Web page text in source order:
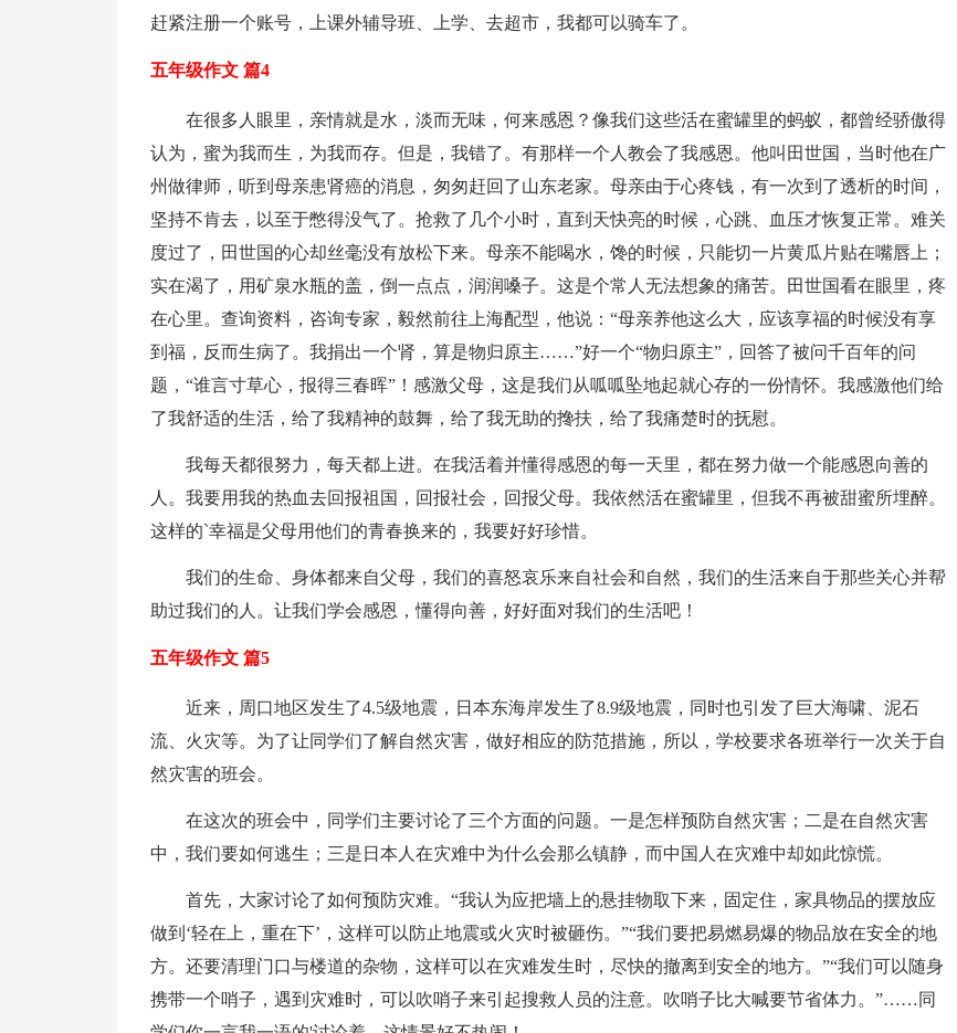
赶紧注册一个账号，上课外辅导班、上学、去超市，我都可以骑车了。
五年级作文 篇4
在很多人眼里，亲情就是水，淡而无味，何来感恩？像我们这些活在蜜罐里的蚂蚁，都曾经骄傲得
认为，蜜为我而生，为我而存。但是，我错了。有那样一个人教会了我感恩。他叫田世国，当时他在广
州做律师，听到母亲患肾癌的消息，匆匆赶回了山东老家。母亲由于心疼钱，有一次到了透析的时间，
坚持不肯去，以至于憋得没气了。抢救了几个小时，直到天快亮的时候，心跳、血压才恢复正常。难关
度过了，田世国的心却丝毫没有放松下来。母亲不能喝水，馋的时候，只能切一片黄瓜片贴在嘴唇上；
实在渴了，用矿泉水瓶的盖，倒一点点，润润嗓子。这是个常人无法想象的痛苦。田世国看在眼里，疼
在心里。查询资料，咨询专家，毅然前往上海配型，他说：“母亲养他这么大，应该享福的时候没有享
到福，反而生病了。我捐出一个肾，算是物归原主……”好一个“物归原主”，回答了被问千百年的问
题，“谁言寸草心，报得三春晖”！感激父母，这是我们从呱呱坠地起就心存的一份情怀。我感激他们给
了我舒适的生活，给了我精神的鼓舞，给了我无助的搀扶，给了我痛楚时的抚慰。
我每天都很努力，每天都上进。在我活着并懂得感恩的每一天里，都在努力做一个能感恩向善的
人。我要用我的热血去回报祖国，回报社会，回报父母。我依然活在蜜罐里，但我不再被甜蜜所埋醉。
这样的`幸福是父母用他们的青春换来的，我要好好珍惜。
我们的生命、身体都来自父母，我们的喜怒哀乐来自社会和自然，我们的生活来自于那些关心并帮
助过我们的人。让我们学会感恩，懂得向善，好好面对我们的生活吧！
五年级作文 篇5
近来，周口地区发生了4.5级地震，日本东海岸发生了8.9级地震，同时也引发了巨大海啸、泥石
流、火灾等。为了让同学们了解自然灾害，做好相应的防范措施，所以，学校要求各班举行一次关于自
然灾害的班会。
在这次的班会中，同学们主要讨论了三个方面的问题。一是怎样预防自然灾害；二是在自然灾害
中，我们要如何逃生；三是日本人在灾难中为什么会那么镇静，而中国人在灾难中却如此惊慌。
首先，大家讨论了如何预防灾难。“我认为应把墙上的悬挂物取下来，固定住，家具物品的摆放应
做到‘轻在上，重在下’，这样可以防止地震或火灾时被砸伤。”“我们要把易燃易爆的物品放在安全的地
方。还要清理门口与楼道的杂物，这样可以在灾难发生时，尽快的撤离到安全的地方。”“我们可以随身
携带一个哨子，遇到灾难时，可以吹哨子来引起搜救人员的注意。吹哨子比大喊要节省体力。”……同